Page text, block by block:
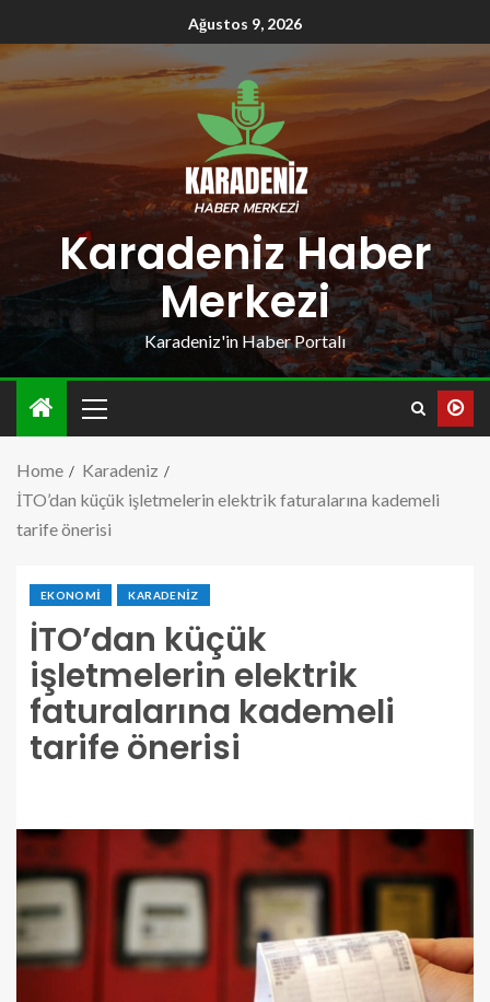
Ağustos 9, 2026
Karadeniz Haber
Merkezi
Karadeniz'in Haber Portalı
Home
Karadeniz
İTO’dan küçük işletmelerin elektrik faturalarına kademeli
tarife önerisi
EKONOMI KARADENIZ
İTO’dan küçük
işletmelerin elektrik
faturalarına kademeli
tarife önerisi